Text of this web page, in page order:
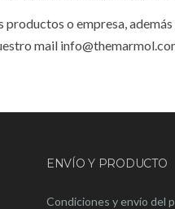
productos o empresa,
mail
ENVÍO Y PRODUCTO
Condiciones y envío del